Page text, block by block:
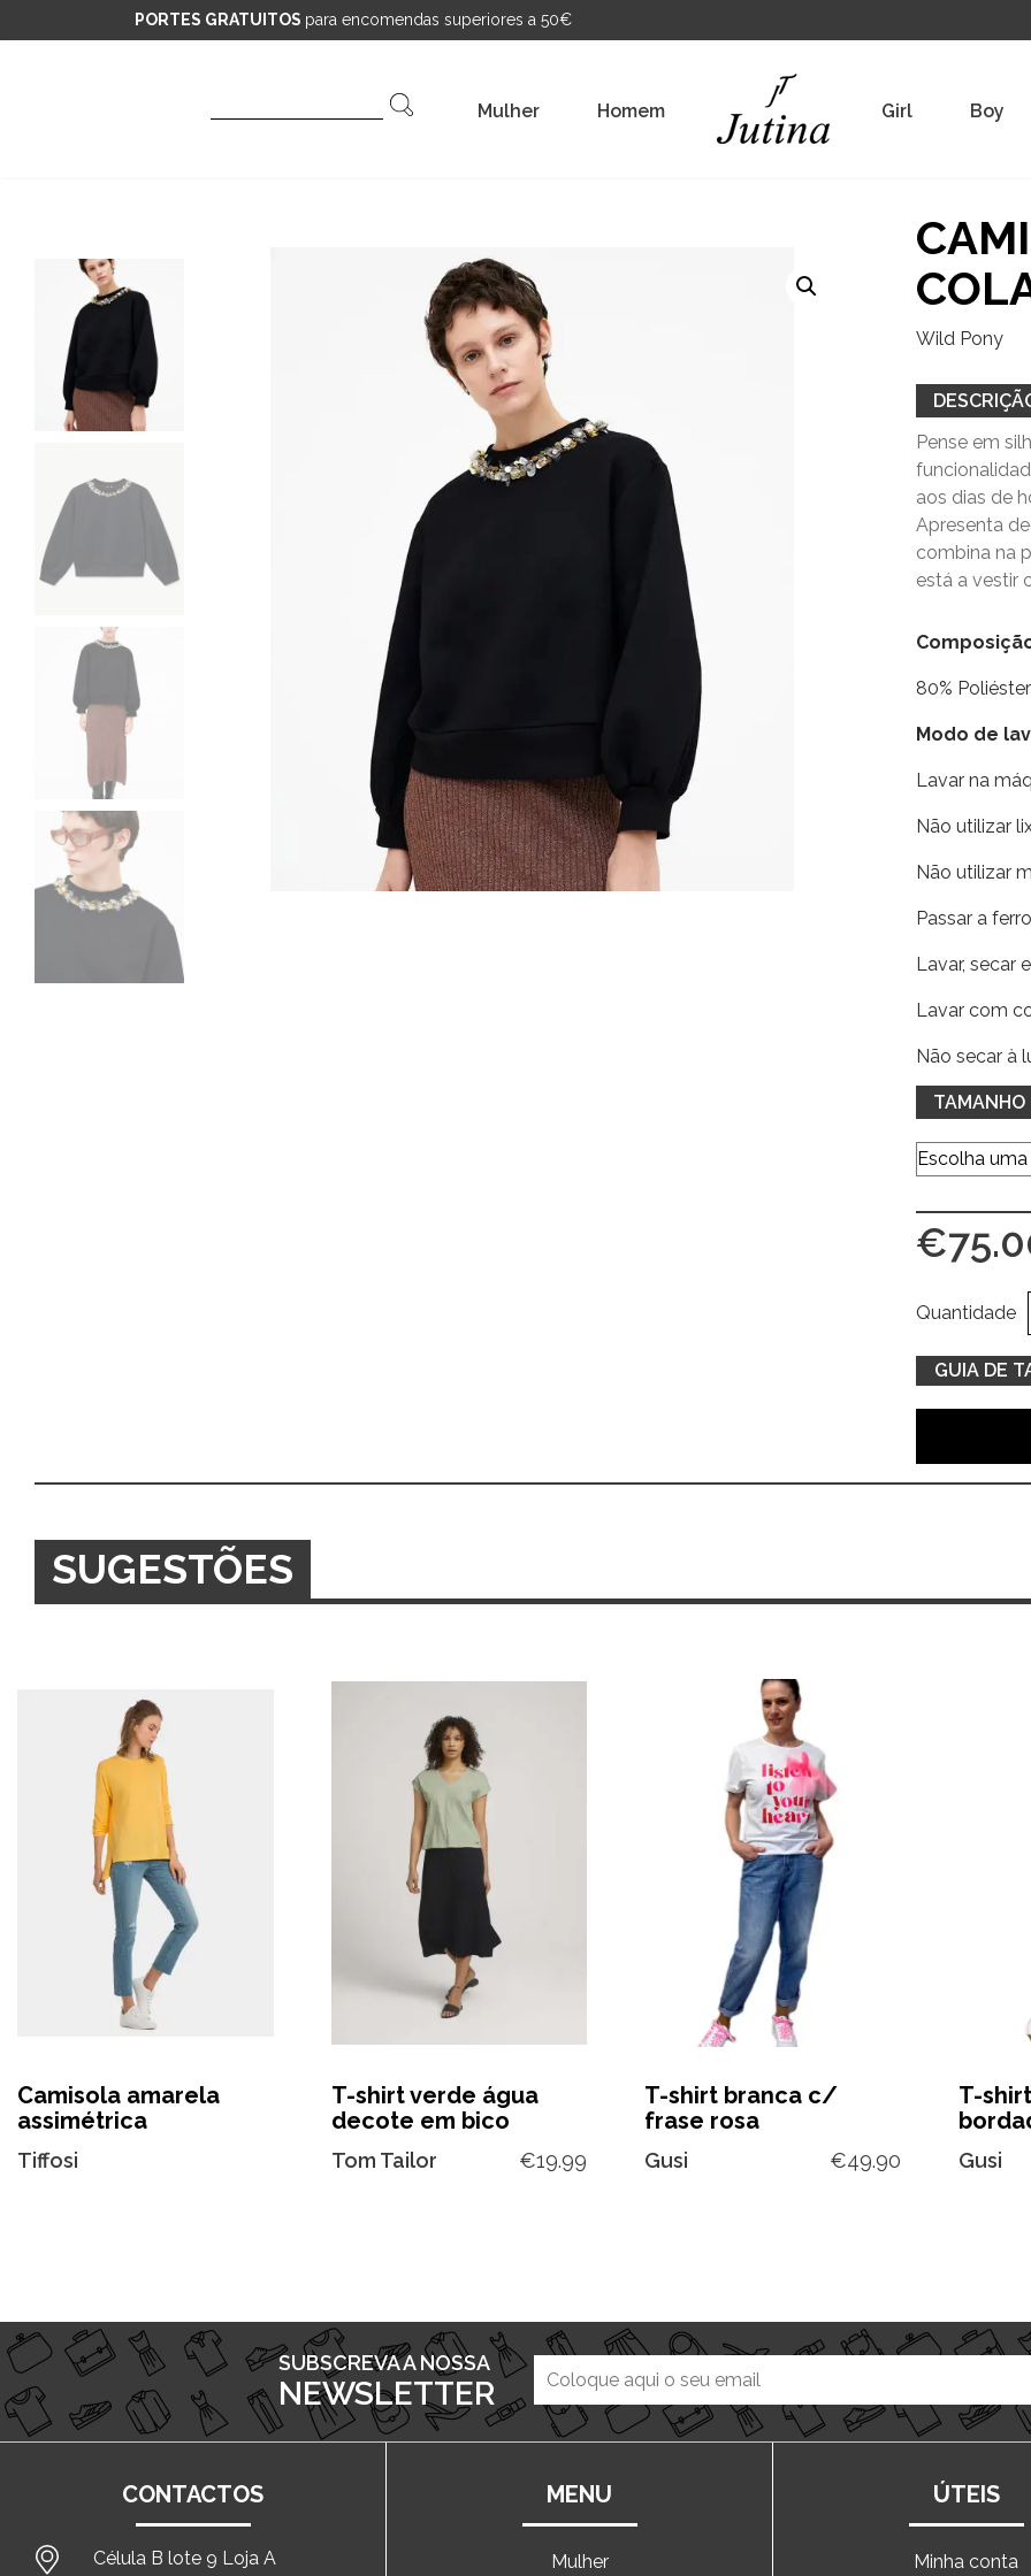
PORTES GRATUITOS para encomendas superiores a 50€
Mulher Homem Girl Boy
Wild Pony
Pense em
aos dias de
Apresenta
combina na
está a vestir
80%
Modo de
Lavar na
Não utilizar
Não utilizar
Passar a
Lavar, secar
Lavar com
Não secar à
TAMANHO
€
Quantidade
GUIA DE
SUGESTÕES
Camisola amarela
assimétrica
Tiffosi
T-shirt verde água
decote em bico
Tom Tailor €19.99
T-shirt branca c/
frase rosa
Gusi €49.90
T-
Gusi
SUBSCREVA A NOSSA
NEWSLETTER
CONTACTOS
Célula B lote 9 Loja A
MENU
Mulher
ÚTEIS
Minha conta